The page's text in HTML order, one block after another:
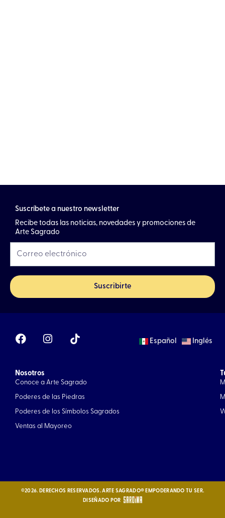
Suscríbete a nuestro newsletter
Recibe todas las noticias, novedades y promociones de
Arte Sagrado
Suscribirte
F
a
b
o
o
I
n
g
r
a
Español Inglés
Nosotros
Conoce a Arte Sagrado
Poderes de las Piedras
Poderes de los Símbolos Sagrados
Ventas al Mayoreo
©2026. DERECHOS RESERVADOS. ARTE SAGRADO® EMPODERANDO TU SER.
DISEÑADO POR